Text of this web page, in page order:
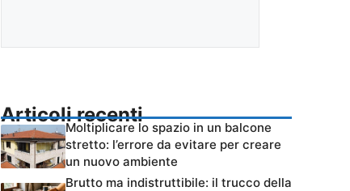
Articoli recenti
Moltiplicare lo spazio in un balcone
stretto: l’errore da evitare per creare
un nuovo ambiente
Brutto ma indistruttibile: il trucco della